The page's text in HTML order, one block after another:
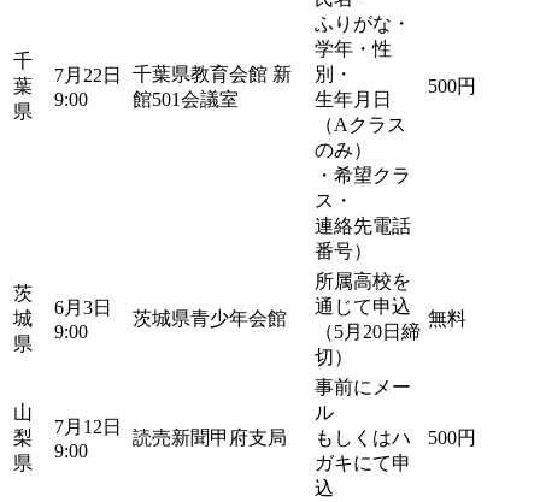
千
葉
県
7月22日
9:00
千葉県教育会館 新
館501会議室
ふりがな・
学年・性
別・
生年月日
（Aクラス
のみ）
・希望クラ
ス・
連絡先電話
番号）
500円
茨
城
県
6月3日
9:00
茨城県青少年会館
所属高校を
通じて申込
（5月20日締
切）
無料
山
梨
県
7月12日
9:00
読売新聞甲府支局
事前にメー
ル
もしくはハ
ガキにて申
込
500円